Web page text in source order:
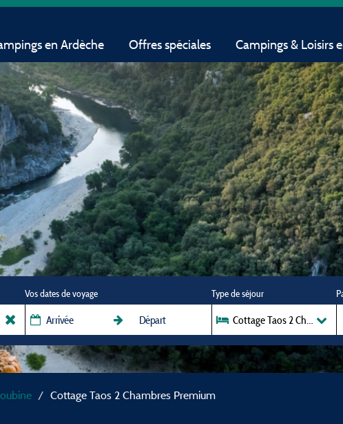
en Ardèche Offres spéciales Campings & Loisirs
Vos dates de voyage Type de séjour
Cottage Taos 2 Chambres
Cottage Taos 2 Chambres Premium